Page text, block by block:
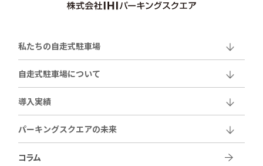
私たちの自走式駐車場
自走式駐車場について
導入実績
パーキングスクエアの未来
コラム